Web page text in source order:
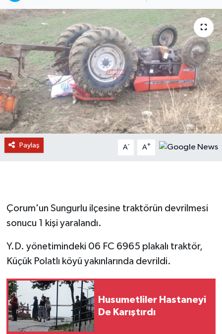
Paylaş A- A+
Çorum'un Sungurlu ilçesine traktörün devrilmesi
sonucu 1 kişi yaralandı.
Y.D. yönetimindeki 06 FC 6965 plakalı traktör,
Küçük Polatlı köyü yakınlarında devrildi.
Husumetliler Hastaneyi
De Karıştırdı